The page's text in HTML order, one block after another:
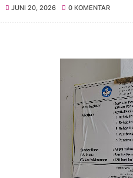
JUNI 20, 2026 0 KOMENTAR